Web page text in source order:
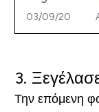
03/09/20
3.
Την επόμενη